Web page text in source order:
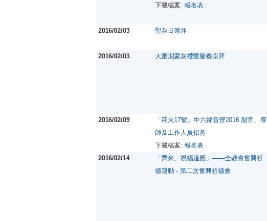
下載檔案: 報名表
2016/02/03 聖灰日崇拜
2016/02/03 大齋期蒙灰禮暨聖餐崇拜
2016/02/09
「荊火17號」中六福音營2016 副官、導
師及工作人員招募
下載檔案: 報名表
2016/02/14
「齊來、祝福這殿」——全教會奮興祈
禱運動 - 第二次奮興祈禱會